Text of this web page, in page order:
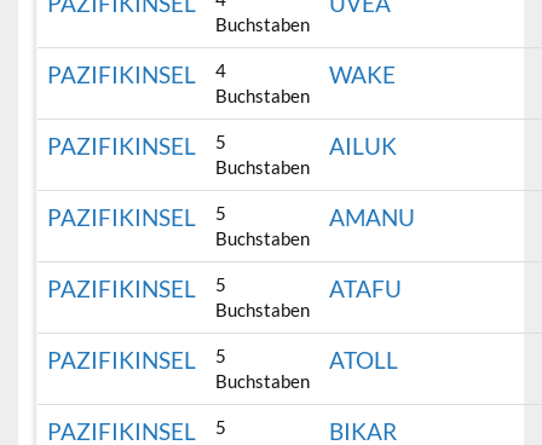
Buchstaben
PAZIFIKINSEL
4
Buchstaben
WAKE
PAZIFIKINSEL
5
Buchstaben
AILUK
PAZIFIKINSEL
5
Buchstaben
AMANU
PAZIFIKINSEL
5
Buchstaben
ATAFU
PAZIFIKINSEL
5
Buchstaben
ATOLL
PAZIFIKINSEL
5
BIKAR